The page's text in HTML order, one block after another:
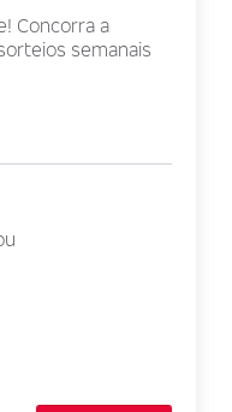
Concorra a
semanais